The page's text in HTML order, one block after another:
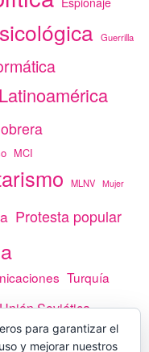
Guerrilla
Latinoamérica
MCI
MLNV Mujer
Protesta popular
Turquía
Unión Soviética
para garantizar el
y mejorar nuestros